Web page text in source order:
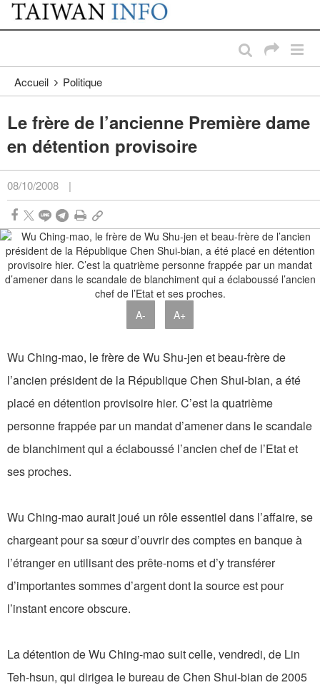
Passer au contenu principal
:::
Accueil Politique
Le frère de l’ancienne Première dame
en détention provisoire
08/10/2008 |
A- A+
Wu Ching-mao, le frère de Wu Shu-jen et beau-frère de
l’ancien président de la République Chen Shui-bian, a été
placé en détention provisoire hier. C’est la quatrième
personne frappée par un mandat d’amener dans le scandale
de blanchiment qui a éclaboussé l’ancien chef de l’Etat et
ses proches.
Wu Ching-mao aurait joué un rôle essentiel dans l’affaire, se
chargeant pour sa sœur d’ouvrir des comptes en banque à
l’étranger en utilisant des prête-noms et d’y transférer
d’importantes sommes d’argent dont la source est pour
l’instant encore obscure.
La détention de Wu Ching-mao suit celle, vendredi, de Lin
Teh-hsun, qui dirigea le bureau de Chen Shui-bian de 2005